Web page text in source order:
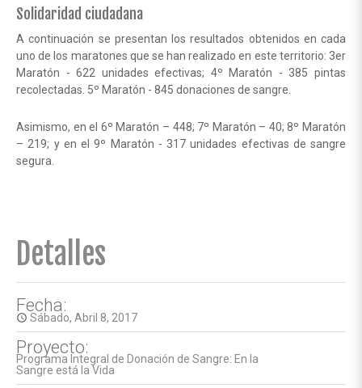
Solidaridad ciudadana
A continuación se presentan los resultados obtenidos en cada
uno de los maratones que se han realizado en este territorio: 3er
Maratón - 622 unidades efectivas; 4º Maratón - 385 pintas
recolectadas. 5º Maratón - 845 donaciones de sangre.
Asimismo, en el 6º Maratón – 448; 7º Maratón – 40; 8º Maratón
– 219; y en el 9º Maratón - 317 unidades efectivas de sangre
segura.
Detalles
Fecha:
access_time Sábado, Abril 8, 2017
Proyecto:
Programa Integral de Donación de Sangre: En la
Sangre está la Vida